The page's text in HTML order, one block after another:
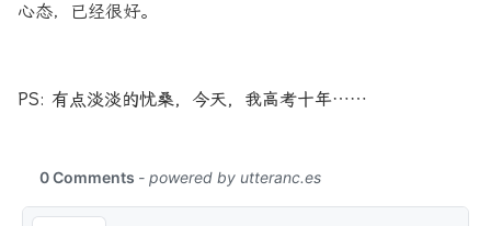
心态，已经很好。
PS: 有点淡淡的忧桑，今天，我高考十年……